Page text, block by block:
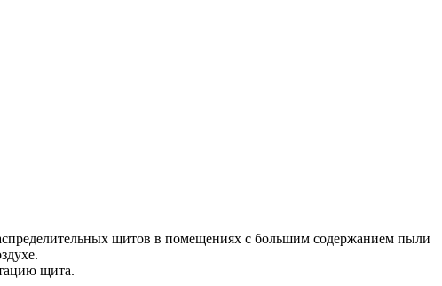
щитов в помещениях с большим содержанием пыли
щита.